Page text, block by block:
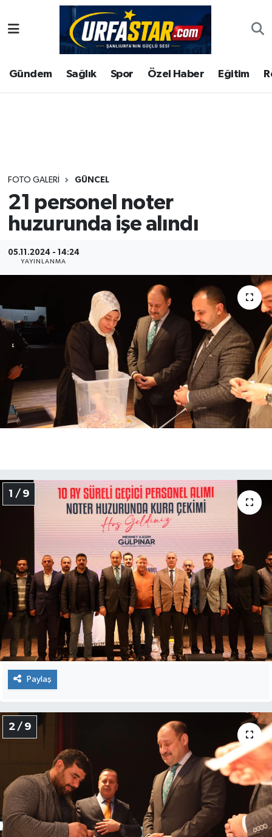
Gündem Sağlık Spor Özel Haber Eğitim
FOTO GALERI GÜNCEL
21 personel noter
huzurunda işe alındı
05.11.2024 - 14:24
YAYINLANMA
1 / 9
Paylaş
2 / 9
ASAYİS
ÇEVRE
Gündem
Kültür
Magazin
Şanlıurfa Nöbetçi Eczaneler
Şanlıurfa Hava Durumu
Tüm Manşetler
Son Dakika Haberleri
Haber Arşivi